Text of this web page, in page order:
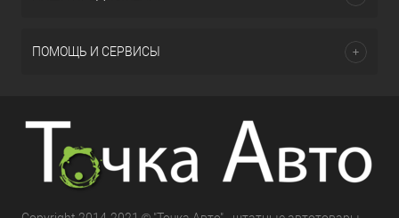
ПОМОЩЬ И СЕРВИСЫ